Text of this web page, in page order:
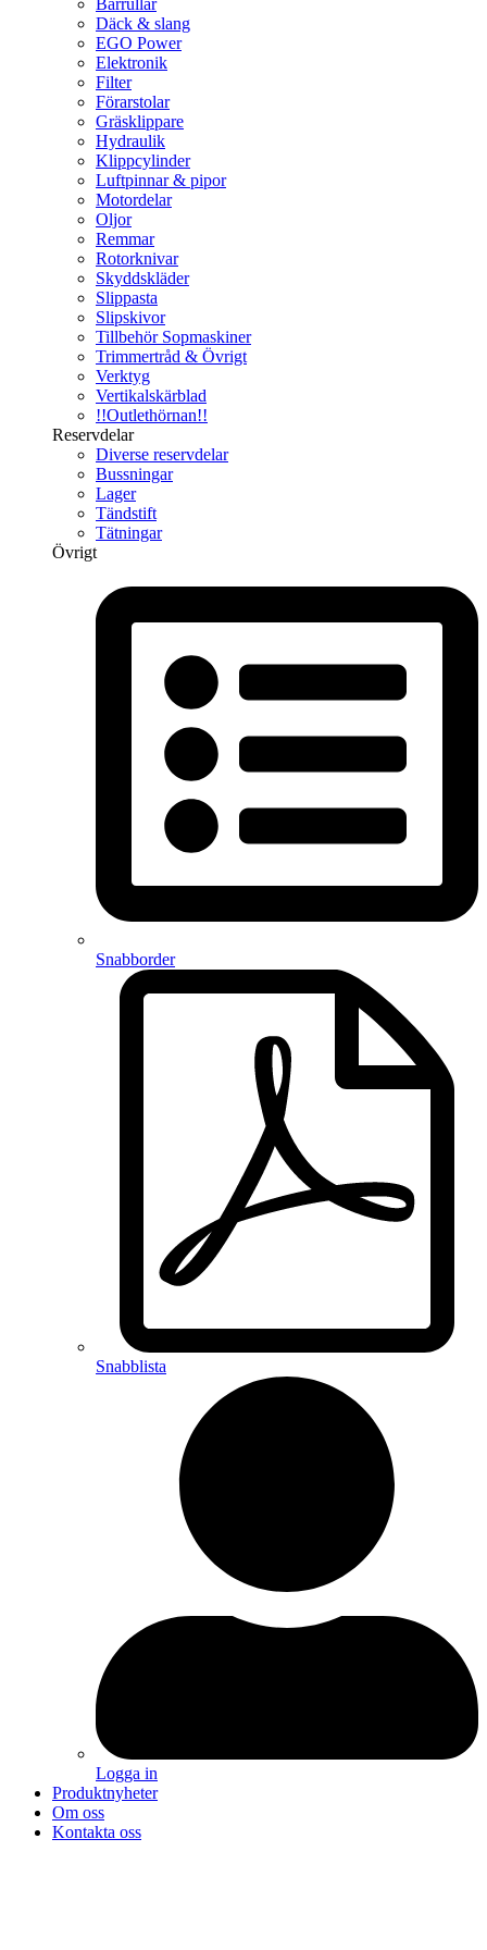
Bärrullar
Däck & slang
EGO Power
Elektronik
Filter
Förarstolar
Gräsklippare
Hydraulik
Klippcylinder
Luftpinnar & pipor
Motordelar
Oljor
Remmar
Rotorknivar
Skyddskläder
Slippasta
Slipskivor
Tillbehör Sopmaskiner
Trimmertråd & Övrigt
Verktyg
Vertikalskärblad
!!Outlethörnan!!
Reservdelar
Diverse reservdelar
Bussningar
Lager
Tändstift
Tätningar
Övrigt
Snabborder
Snabblista
Logga in
Produktnyheter
Om oss
Kontakta oss